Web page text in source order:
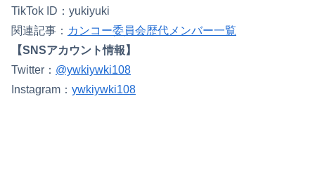
TikTok ID：yukiyuki
関連記事： カンコー委員会歴代メンバー一覧
【SNSアカウント情報】
Twitter： @ywkiywki108
Instagram： ywkiywki108